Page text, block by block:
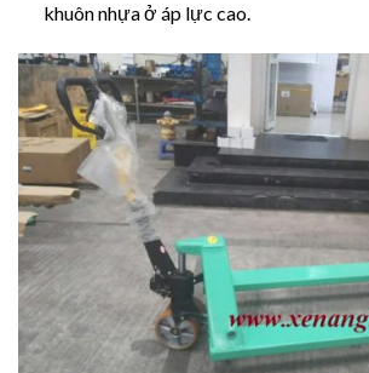
khuôn nhựa ở áp lực cao.